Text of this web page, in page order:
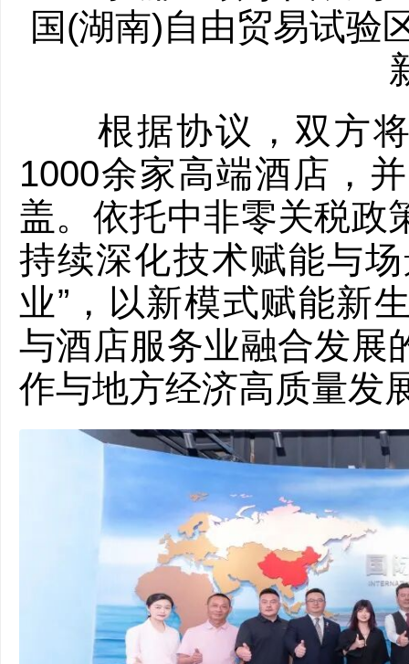
国(湖南)自由贸易试验
根据协议，双方将
1000余家高端酒店，
盖。依托中非零关税政
持续深化技术赋能与
业”，以新模式赋能新
与酒店服务业融合发展
作与地方经济高质量发